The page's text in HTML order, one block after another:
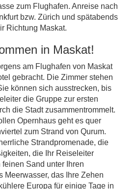
zum Flughafen. Anreise nach
bzw. Zürich und spätabends
Richtung Maskat.
in Maskat!
am Flughafen von Maskat
gebracht. Die Zimmer stehen
können sich ausstrecken, bis
die Gruppe zur ersten
die Stadt zusammentrommelt.
Opernhaus geht es quer
zum Strand von Qurum.
Strandpromenade, die
die Ihr Reiseleiter
feinen Sand unter Ihren
Meerwasser, das Ihre Zehen
Europa für einige Tage in